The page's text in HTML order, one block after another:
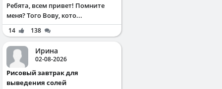
Ребята, всем привет! Помните
меня? Того Вову, кото...
14 138
Ирина
02-08-2026
Рисовый завтрак для
выведения солей